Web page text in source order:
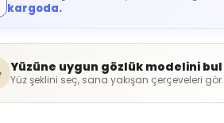
kargoda.
Yüzüne uygun gözlük modelini bul
Yüz şeklini seç, sana yakışan çerçeveleri gör.